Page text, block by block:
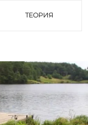
ТЕОРИЯ